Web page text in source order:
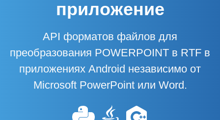
приложение
API форматов файлов для
преобразования POWERPOINT в RTF в
приложениях Android независимо от
Microsoft PowerPoint или Word.